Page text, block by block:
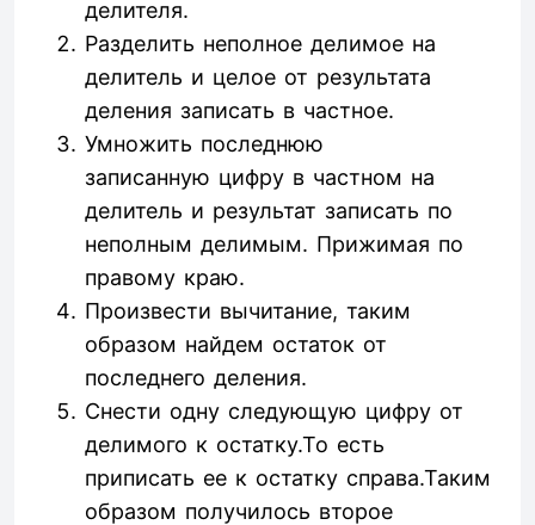
делителя.
Разделить неполное делимое на
делитель и целое от результата
деления записать в частное.
Умножить последнюю
записанную цифру в частном на
делитель и результат записать по
неполным делимым. Прижимая по
правому краю.
Произвести вычитание, таким
образом найдем остаток от
последнего деления.
Снести одну следующую цифру от
делимого к остатку.То есть
приписать ее к остатку справа.Таким
образом получилось второе